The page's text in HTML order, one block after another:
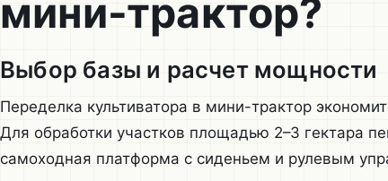
мини-трактор?
Выбор базы и расчет мощности
Переделка культиватора в мини-трактор
Для обработки участков площадью 2–3 гектара
самоходная платформа с сиденьем и рулевым